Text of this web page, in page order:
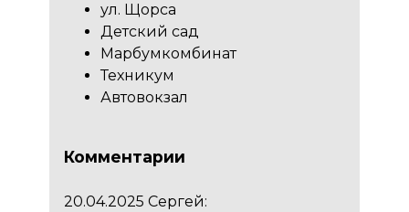
ул. Щорса
Детский сад
Марбумкомбинат
Техникум
Автовокзал
Комментарии
20.04.2025 Сергей: